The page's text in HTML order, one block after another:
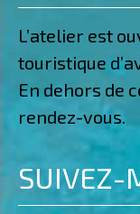
L’atelier est
touristique
En dehors de
rendez-vous.
SUIVEZ-